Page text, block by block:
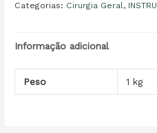
Categorias: Cirurgia Geral,
Informação adicional
Peso 1 kg